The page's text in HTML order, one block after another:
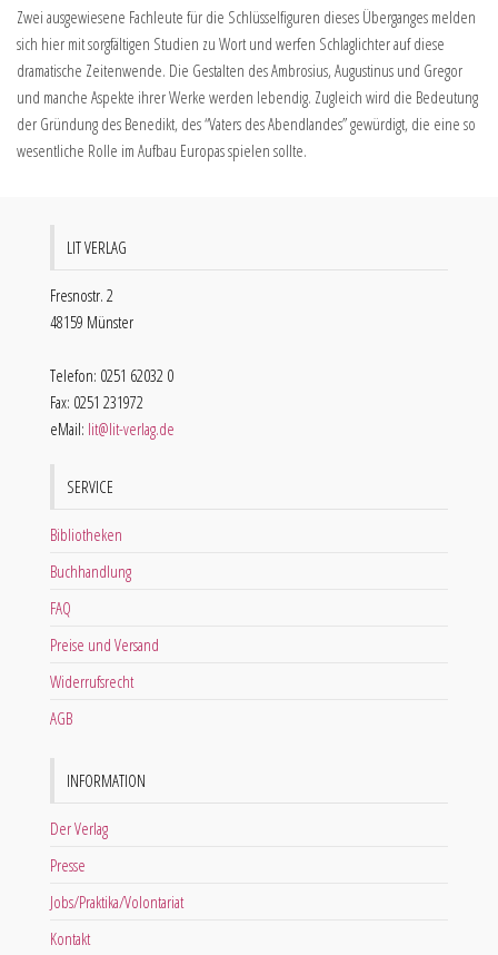
Zwei ausgewiesene Fachleute für die Schlüsselfiguren dieses Überganges melden
sich hier mit sorgfältigen Studien zu Wort und werfen Schlaglichter auf diese
dramatische Zeitenwende. Die Gestalten des Ambrosius, Augustinus und Gregor
und manche Aspekte ihrer Werke werden lebendig. Zugleich wird die Bedeutung
der Gründung des Benedikt, des “Vaters des Abendlandes” gewürdigt, die eine so
wesentliche Rolle im Aufbau Europas spielen sollte.
LIT VERLAG
Fresnostr. 2
48159 Münster
Telefon: 0251 62032 0
Fax: 0251 231972
eMail: lit@lit-verlag.de
SERVICE
Bibliotheken
Buchhandlung
FAQ
Preise und Versand
Widerrufsrecht
AGB
INFORMATION
Der Verlag
Presse
Jobs/Praktika/Volontariat
Kontakt